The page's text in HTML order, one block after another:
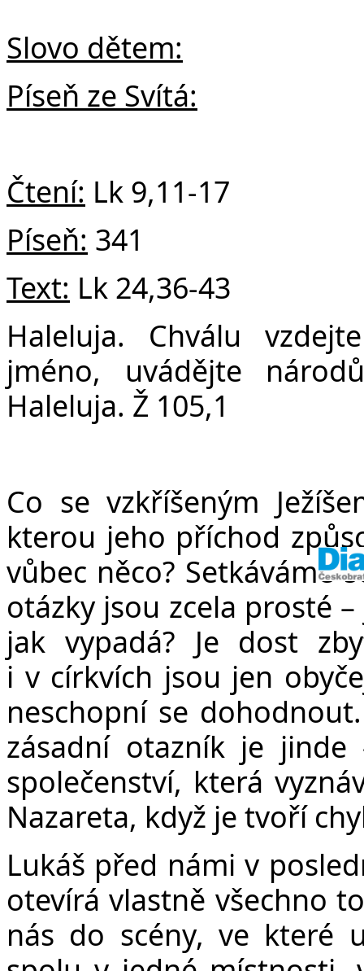
v
Slovo dětem:
Píseň ze Svítá:
Čtení: Lk 9,11-17
Píseň: 341
Text: Lk 24,36-43
Haleluja. Chválu
jméno, uvádějte
Haleluja. Ž 105,1
Co se vzkříšeným
kterou jeho příchod
vůbec něco? Setkáváme
otázky jsou zcela prosté
jak vypadá? Je dost
i v církvích jsou jen
neschopní se
zásadní otazník je
společenství, která
Nazareta, když je tvoří
Lukáš před námi v
otevírá vlastně všechno
nás do scény, ve které